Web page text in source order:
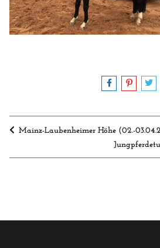
Mainz-Laubenheimer Höhe (02.-